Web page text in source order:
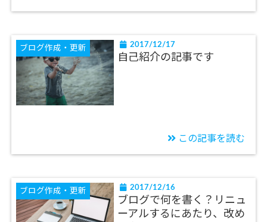
ブログ作成・更新 2017/12/17
自己紹介の記事です
この記事を読む
ブログ作成・更新 2017/12/16
ブログで何を書く？リニュ
ーアルするにあたり、改め